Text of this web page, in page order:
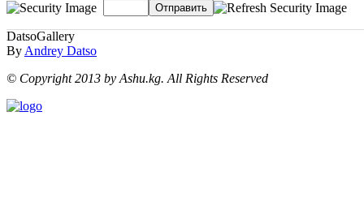
Отправить
DatsoGallery
ByAndrey Datso
© Copyright 2013 by Ashu.kg. All Rights Reserved